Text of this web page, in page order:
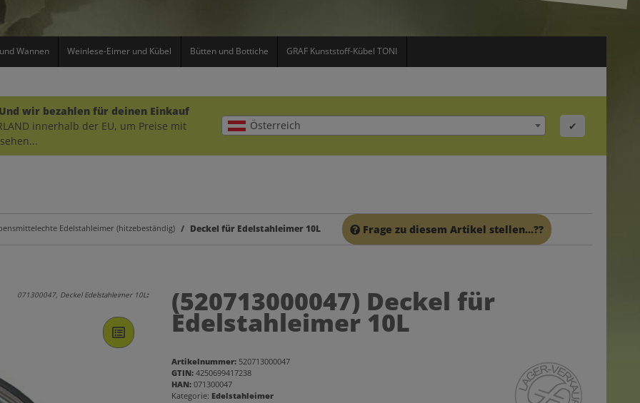
Wannen Weinlese-Eimer und Kübel Bütten und Bottiche GRAF Kunststoff-Kübel TONI
wir bezahlen für deinen Einkauf
innerhalb der EU, um Preise mit
Österreich ✔
Edelstahleimer (hitzebeständig) Deckel für Edelstahleimer 10L Frage zu diesem Artikel stellen...??
071300047, Deckel Edelstahleimer 10L: (520713000047) Deckel für
Edelstahleimer 10L
Artikelnummer: 520713000047
GTIN: 4250699417238
HAN: 071300047
Kategorie: Edelstahleimer